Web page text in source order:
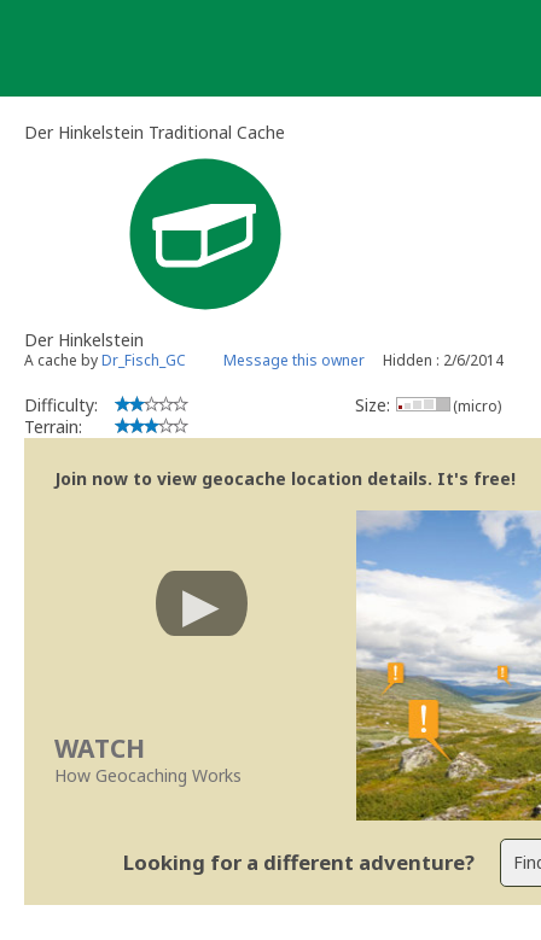
Der Hinkelstein Traditional Cache
Der Hinkelstein
A cache byDr_Fisch_GC Message this owner Hidden : 2/6/2014
Difficulty:
Terrain:
Size: (micro)
Join now to view geocache location details. It's free!
WATCH
How Geocaching Works
Looking for a different adventure?